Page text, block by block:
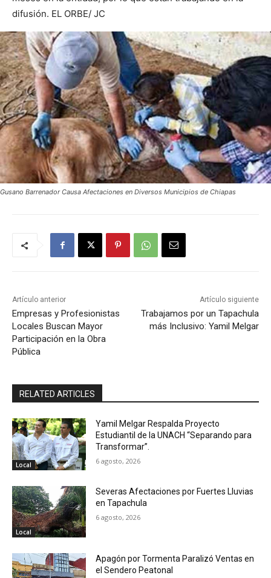
difusión. EL ORBE/ JC
Gusano Barrenador Causa Afectaciones en Diversos Municipios de Chiapas
Artículo anterior
Empresas y Profesionistas
Locales Buscan Mayor
Participación en la Obra
Pública
Artículo siguiente
Trabajamos por un Tapachula
más Inclusivo: Yamil Melgar
RELATED ARTICLES
Local
Yamil Melgar Respalda Proyecto
Estudiantil de la UNACH “Separando para
Transformar”.
6 agosto, 2026
Local
Severas Afectaciones por Fuertes Lluvias
en Tapachula
6 agosto, 2026
Apagón por Tormenta Paralizó Ventas en
el Sendero Peatonal